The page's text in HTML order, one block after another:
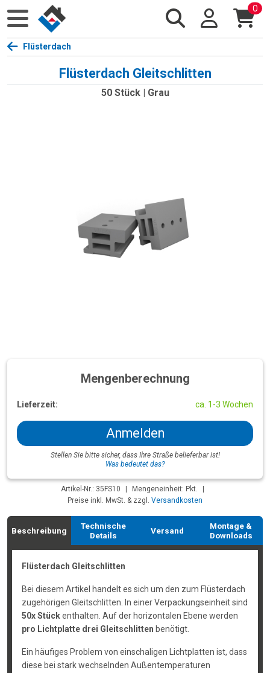
0
Flüsterdach
Flüsterdach Gleitschlitten
50 Stück | Grau
Mengenberechnung
Lieferzeit: ca. 1-3 Wochen
Anmelden
Stellen Sie bitte sicher, dass Ihre Straße belieferbar ist!
Was bedeutet das?
Artikel-Nr.: 35FS10 Mengeneinheit: Pkt.
Preise inkl. MwSt. & zzgl. Versandkosten
Beschreibung
Technische
Details
Versand
Montage &
Downloads
Flüsterdach Gleitschlitten
Bei diesem Artikel handelt es sich um den zum Flüsterdach
zugehörigen Gleitschlitten. In einer Verpackungseinheit sind
50x Stückenthalten. Auf der horizontalen Ebene werden
pro Lichtplatte drei Gleitschlitten benötigt.
Ein häufiges Problem von einschaligen Lichtplatten ist, dass
diese bei stark wechselnden Außentemperaturen